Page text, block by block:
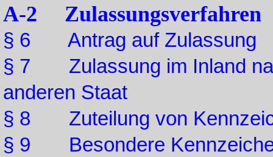
A-2 Zulassungsverfahren
§ 6 Antrag auf Zulassung
§ 7 Zulassung im Inland
anderen Staat
§ 8 Zuteilung von
§ 9 Besondere